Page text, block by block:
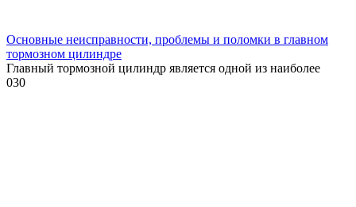
Основные неисправности, проблемы и поломки в главном
тормозном цилиндре
Главный тормозной цилиндр является одной из наиболее
030